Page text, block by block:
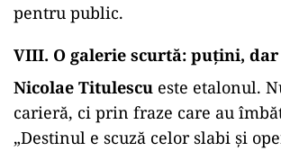
pentru public.
VIII. O galerie scurtă: puțini,
Nicolae Titulescu este etalonul.
carieră, ci prin fraze care au
„Destinul e scuză celor slabi și